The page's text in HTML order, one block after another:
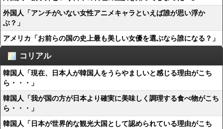
外国人「アンチがいない女性アニメキャラといえば誰が思い浮か
ぶ？」
アメリカ「お前らの国の史上最も美しい女優を選ぶなら誰になる？」
コリアル
韓国人「現在、日本人が韓国人をうらやましいと感じる理由がこち
ら・・・」
韓国人「我が国の方が日本より確実に美味しく調理する食べ物がこち
ら・・・」
韓国人「日本が世界的な観光大国として認められている理由がこち